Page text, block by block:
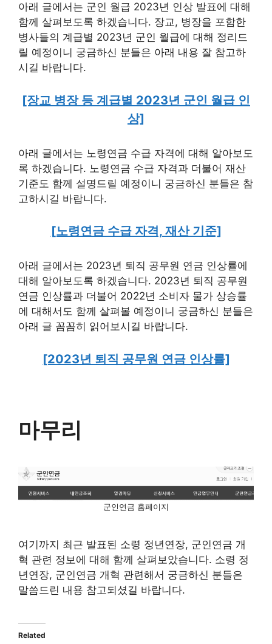
아래 글에서는 군인 월급 2023년 인상 발표에 대해
함께 살펴보도록 하겠습니다. 장교, 병장을 포함한
병사들의 계급별 2023년 군인 월급에 대해 정리드
릴 예정이니 궁금하신 분들은 아래 내용 잘 참고하
시길 바랍니다.
[장교 병장 등 계급별 2023년 군인 월급 인
상]
아래 글에서는 노령연금 수급 자격에 대해 알아보도
록 하겠습니다. 노령연금 수급 자격과 더불어 재산
기준도 함께 설명드릴 예정이니 궁금하신 분들은 참
고하시길 바랍니다.
[노령연금 수급 자격, 재산 기준]
아래 글에서는 2023년 퇴직 공무원 연금 인상률에
대해 알아보도록 하겠습니다. 2023년 퇴직 공무원
연금 인상률과 더불어 2022년 소비자 물가 상승률
에 대해서도 함께 살펴볼 예정이니 궁금하신 분들은
아래 글 꼼꼼히 읽어보시길 바랍니다.
[2023년 퇴직 공무원 연금 인상률]
마무리
군인연금 홈페이지
여기까지 최근 발표된 소령 정년연장, 군인연금 개
혁 관련 정보에 대해 함께 살펴보았습니다. 소령 정
년연장, 군인연금 개혁 관련해서 궁금하신 분들은
말씀드린 내용 참고되셨길 바랍니다.
Related